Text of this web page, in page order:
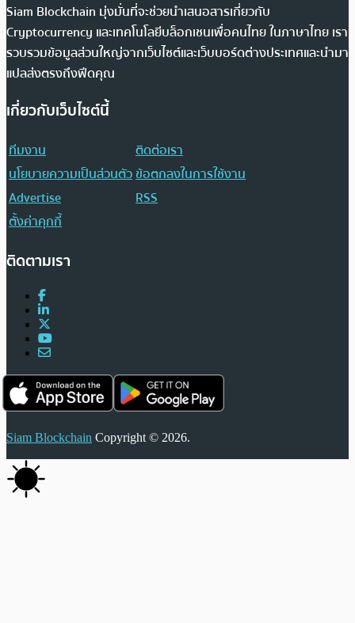
Siam Blockchain มุ่งมั่นที่จะช่วยนำเสนอสารเกี่ยวกับ
Cryptocurrency และเทคโนโลยีบล็อกเชนเพื่อคนไทย ในภาษาไทย เรา
รวบรวมข้อมูลส่วนใหญ่จากเว็บไซต์และเว็บบอร์ดต่างประเทศและนำมา
แปลส่งตรงถึงฟีดคุณ
เกี่ยวกับเว็บไซต์นี้
ทีมงาน
ติดต่อเรา
นโยบายความเป็นส่วนตัวข้อตกลงในการใช้งาน
Advertise
RSS
ตั้งค่าคุกกี้
ติดตามเรา
Siam Blockchain Copyright © 2026.